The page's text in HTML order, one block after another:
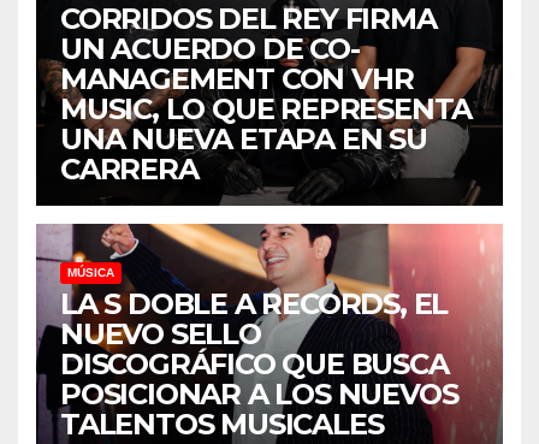
CORRIDOS DEL REY FIRMA
UN ACUERDO DE CO-
MANAGEMENT CON VHR
MUSIC, LO QUE REPRESENTA
UNA NUEVA ETAPA EN SU
CARRERA
MÚSICA
LA S DOBLE A RECORDS, EL
NUEVO SELLO
DISCOGRÁFICO QUE BUSCA
POSICIONAR A LOS NUEVOS
TALENTOS MUSICALES